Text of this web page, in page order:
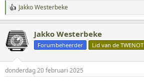
W
a
r
d
e
n
Jakko Westerbeke
Jakko Westerbeke
Forumbeheerder Lid van de TWENOT
donderdag 20 februari 2025